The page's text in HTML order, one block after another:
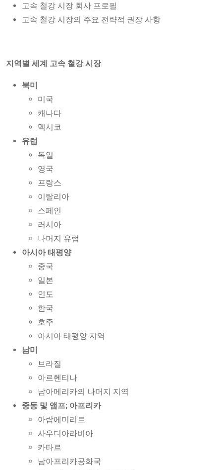
고속 철강 시장 회사 프로필
고속 철강 시장의 주요 전략적 권장 사항
지역별 세계 고속 철강 시장
북미
미국
캐나다
멕시코
유럽
독일
영국
프랑스
이탈리아
스페인
러시아
나머지 유럽
아시아 태평양
중국
일본
인도
한국
호주
아시아 태평양 지역
남미
브라질
아르헨티나
남아메리카의 나머지 지역
중동 및 앰프; 아프리카
아랍에미리트
사우디아라비아
카타르
남아프리카공화국